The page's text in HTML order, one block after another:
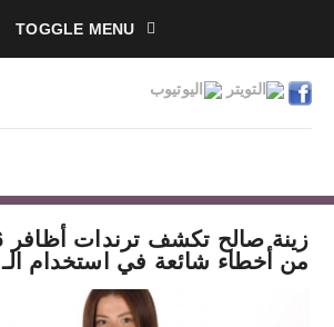
TOGGLE MENU
من أخطاء شائعة في استخدام الـGelish!